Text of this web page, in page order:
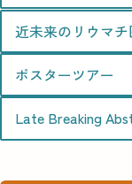
近未来のリウマ
ポスターツアー
Late Breaking